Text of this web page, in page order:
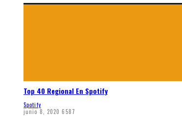
Top 40 Regional En Spotify
Spotify
junio 8, 2020 6587